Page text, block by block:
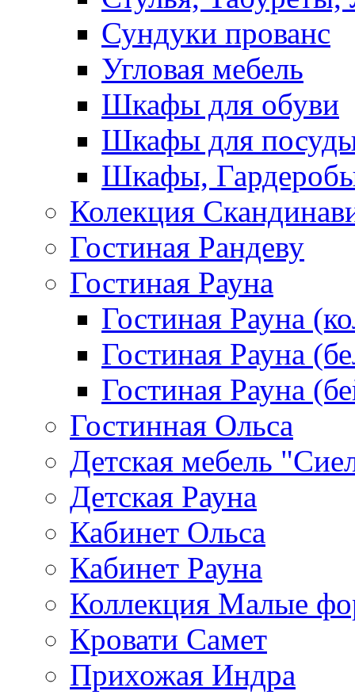
Сундуки прованс
Угловая мебель
Шкафы для обуви
Шкафы для
Шкафы,
Колекция
Гостиная Рандеву
Гостиная Рауна
Гостиная Рауна
Гостиная Рауна
Гостиная Рауна
Гостинная Ольса
Детская мебель
Детская Рауна
Кабинет Ольса
Кабинет Рауна
Коллекция Малые
Кровати Самет
Прихожая Индра